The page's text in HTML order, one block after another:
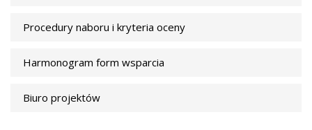
Procedury naboru i kryteria oceny
Harmonogram form wsparcia
Biuro projektów